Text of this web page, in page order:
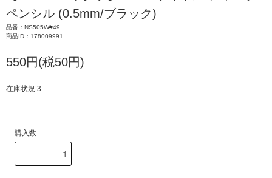
ペンシル (0.5mm/ブラック)
品番：NS505W#49
商品ID：178009991
550円(税50円)
在庫状況 3
購入数